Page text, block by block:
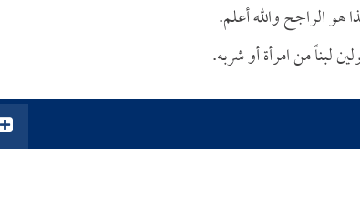
الراجح والله أعلم.
من امرأة أو شربه.